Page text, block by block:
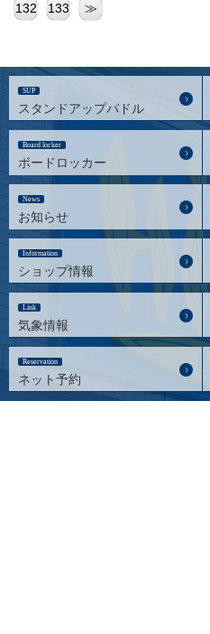
132 133 ≫
SUP
スタンドアップパドル
Board locker
ボードロッカー
News
お知らせ
Information
ショップ情報
Link
気象情報
Reservation
ネット予約